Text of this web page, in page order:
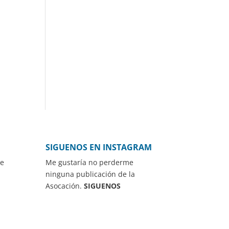
SIGUENOS EN INSTAGRAM
Me gustaría no perderme
ninguna publicación de la
Asocación.SIGUENOS